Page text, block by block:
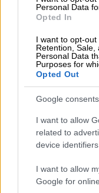
Personal Data
Opted In
I want to opt-out
Retention, Sale,
Personal Data
Purposes for
Opted Out
Google consents
I want to allow
related to
device identifiers
I want to allow
Google for
Ορατότης
συγκεκριμένα
εγχώριας
παρουσιάσει
πρόσφατη
Αύξηση
πηγή
βιώσιμο